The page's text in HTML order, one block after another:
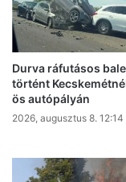
Durva ráfutásos
történt
ös autópályán
2026, augusztus 8. 12:14